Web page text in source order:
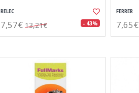
RELEC
7,57€ 13,21€ - 43%
FERRER
7,65€